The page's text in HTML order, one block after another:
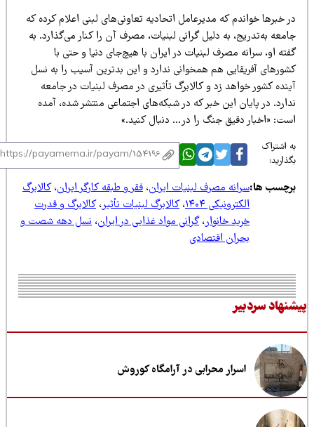
خبرها خواندم که مدیرعامل اتحادیه تعاونی‌های لبنی اعلام کرده که
به‌تدریج، به دلیل گرانی لبنیات، مصرف آن را کنار می‌گذارد. به
او، سرانه مصرف لبنیات در ایران با هیچ‌جای دنیا و حتی با
آفریقایی هم همخوانی ندارد و این بدترین آسیب را به نسل
کشور خواهد زد و کالابرگ تأثیری در مصرف لبنیات در جامعه
در پایان این خبر که در شبکه‌های اجتماعی منتشر شده، آمده
«اخبار دقیق جنگ را در… دنبال کنید.»
اشتراک
ها:سرانه مصرف لبنیات ایران،فقر و طبقه کارگر ایران،کالابرگ
الکترونیکی ۱۴۰۴
،کالابرگ لبنیات تأثیر،کالابرگ و قدرت
خرید خانوار،گرانی مواد غذایی در ایران،نسل دهه شصت و
بحران اقتصادی
سردبیر
اسرار محرابی در آرامگاه کوروش